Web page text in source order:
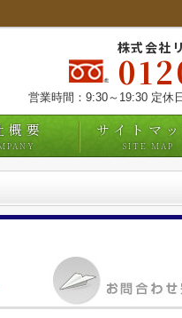
株式会社
営業時間：9:30～19:30 定休
概要 サイトマ
SITE MAP